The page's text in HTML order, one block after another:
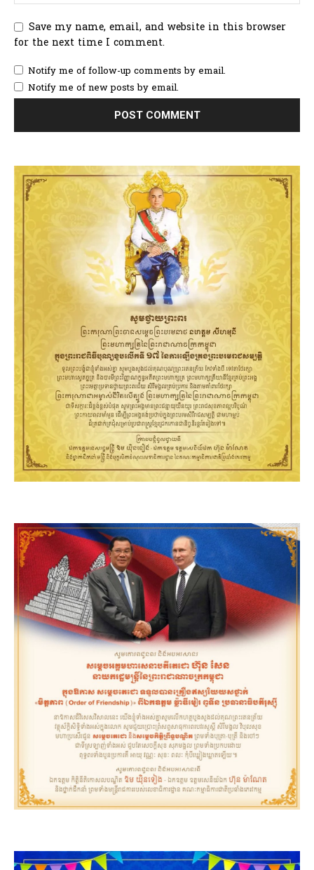
Save my name, email, and website in this browser
for the next time I comment.
Notify me of follow-up comments by email.
Notify me of new posts by email.